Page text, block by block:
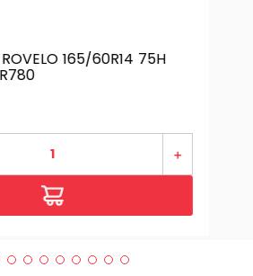
165/60R14 75H
＋